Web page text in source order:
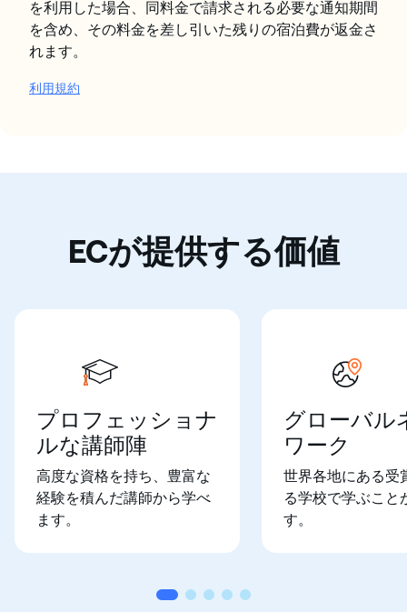
を利用した場合、同料金で請求される必要な通知期間
を含め、その料金を差し引いた残りの宿泊費が返金さ
れます。
利用規約
ECが提供する価値
プロフェッショナ
ルな講師陣
高度な資格を持ち、豊富な
経験を積んだ講師から学べ
ます。
グローバル
ワーク
世界各地にある受
る学校で学ぶこと
す。